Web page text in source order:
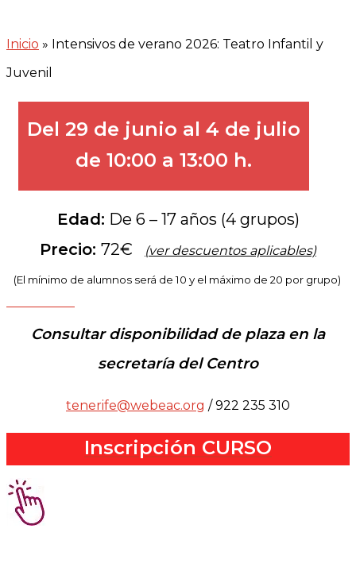
Inicio » Intensivos de verano 2026: Teatro Infantil y
Juvenil
Del 29 de junio al 4 de julio
de 10:00 a 13:00 h.
Edad: De 6 – 17 años (4 grupos)
Precio: 72€ (ver descuentos aplicables)
(El mínimo de alumnos será de 10 y el máximo de 20 por grupo)
Consultar disponibilidad de plaza en la
secretaría del Centro
tenerife@webeac.org / 922 235 310
Inscripción CURSO